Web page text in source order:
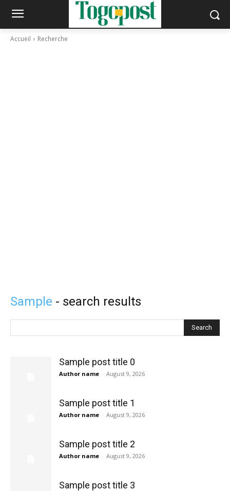
Accueil Recherche
Sample - search results
Search
Sample post title 0
Author name - August 9, 2026
Sample post title 1
Author name - August 9, 2026
Sample post title 2
Author name - August 9, 2026
Sample post title 3